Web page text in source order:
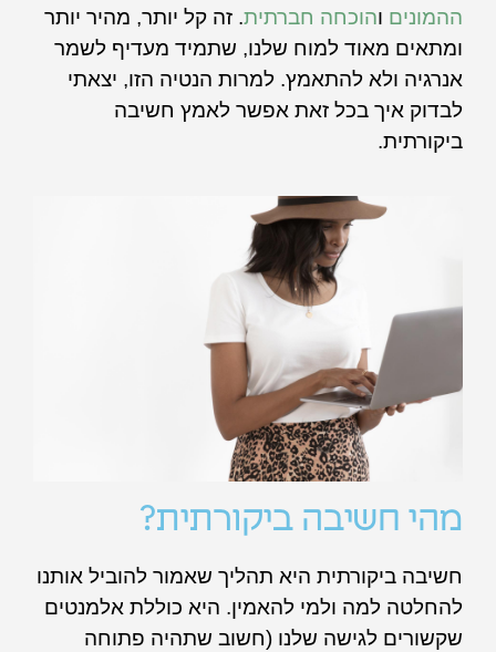
ההמונים והוכחה חברתית. זה קל יותר, מהיר יותר
ומתאים מאוד למוח שלנו, שתמיד מעדיף לשמר
אנרגיה ולא להתאמץ. למרות הנטיה הזו, יצאתי
לבדוק איך בכל זאת אפשר לאמץ חשיבה
ביקורתית.
מהי חשיבה ביקורתית?
חשיבה ביקורתית היא תהליך שאמור להוביל אותנו
להחלטה למה ולמי להאמין. היא כוללת אלמנטים
שקשורים לגישה שלנו (חשוב שתהיה פתוחה